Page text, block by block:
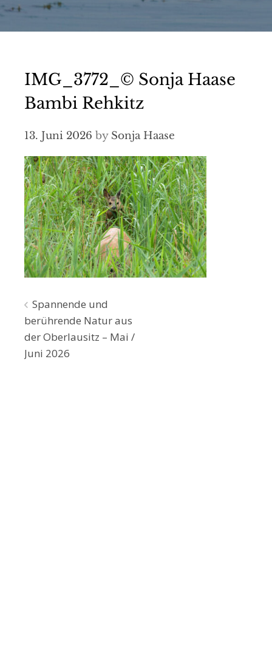
IMG_3772_© Sonja Haase
Bambi Rehkitz
13. Juni 2026 by Sonja Haase
Beitragsnavigation
Spannende und
berührende Natur aus
der Oberlausitz – Mai /
Juni 2026